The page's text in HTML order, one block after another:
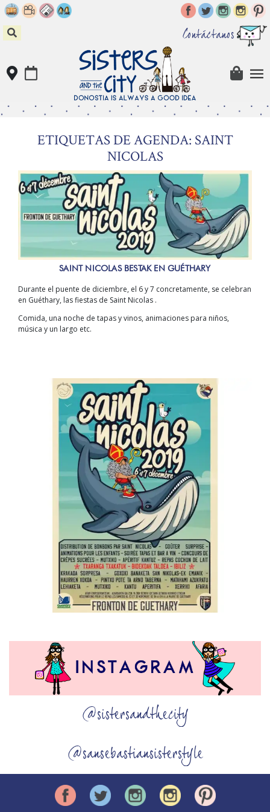
Skip
to
content
Contáctanos
ETIQUETAS DE AGENDA: SAINT
NICOLAS
SAINT NICOLAS BESTAK EN GUÉTHARY
Durante el puente de diciembre, el 6 y 7 concretamente, se celebran
en Guéthary, las fiestas de Saint Nicolas .
Comida, una noche de tapas y vinos, animaciones para niños,
música y un largo etc.
@sistersandthecity
@sansebastiansisterstyle